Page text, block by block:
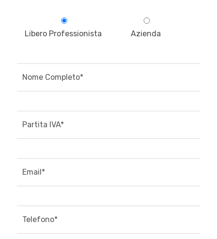
Libero Professionista Azienda